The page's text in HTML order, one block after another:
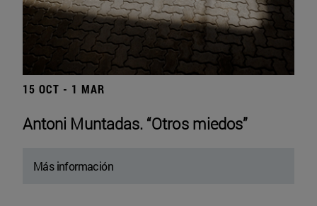
15 OCT - 1 MAR
Antoni Muntadas. “Otros miedos”
Más información